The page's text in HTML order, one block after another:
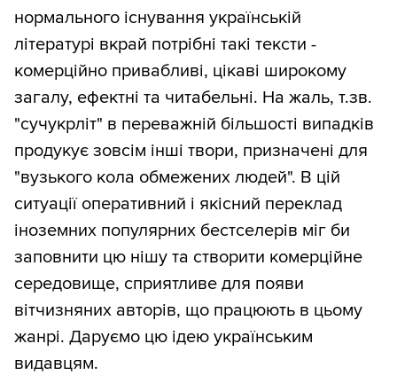
нормального існування українській
літературі вкрай потрібні такі тексти -
комерційно привабливі, цікаві широкому
загалу, ефектні та читабельні. На жаль, т.зв.
"сучукрліт" в переважній більшості випадків
продукує зовсім інші твори, призначені для
"вузького кола обмежених людей". В цій
ситуації оперативний і якісний переклад
іноземних популярних бестселерів міг би
заповнити цю нішу та створити комерційне
середовище, сприятливе для появи
вітчизняних авторів, що працюють в цьому
жанрі. Даруємо цю ідею українським
видавцям.